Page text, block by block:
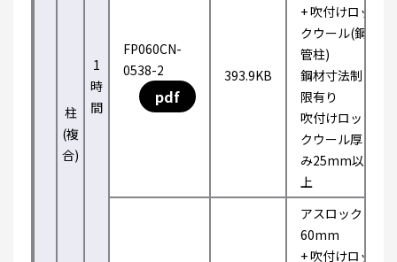
柱
(複
合)
1
時
間
FP060CN-
0538-2
pdf
393.9KB
+ 吹付けロッ
クウール(鋼
管柱)
鋼材寸法制
限有り
吹付けロッ
クウール厚
み25mm以
上
アスロック
60mm
+ 吹付けロッ